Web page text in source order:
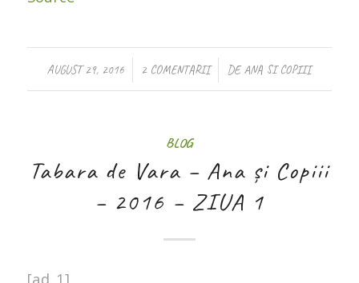
AUGUST 29, 2016
/ 2 COMENTARII
/ DE ANA SI COPIII
BLOG
Tabara de Vara – Ana și Copiii
– 2016 – ZIUA 1
[ad_1]